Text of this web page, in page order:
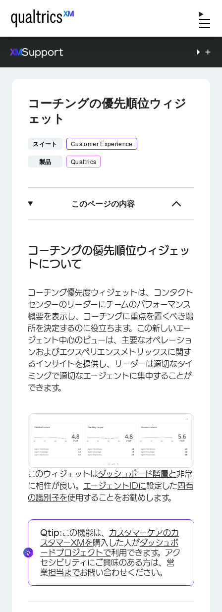
Support
コーチングの優先順位ウィジ
ェット
スイート Customer Experience
製品 Qualtrics
このページの内容
フィールドタイプの互換性
コーチング優先度ウィジェットの設定
FAQs
コーチングの優先順位ウィジェッ
トについて
コーチング優先度ウィジェットは、コンタクト
センターのリーダーにチームのパフォーマンス
概要を表示し、コーチングに重点を置くべき場
所を決定するのに役立ちます。この新しいエー
ジェント中心のビューは、主要なオペレーショ
ンおよびエクスペリエンスメトリックスに関す
るインサイトを提供し、リーダーは適切なタイ
ミングで適切なエージェントに集中することが
できます。
このウィジェットはダッシュボード階層と非常
に相性が良い。
エージェントIDに設定した固有
の識別子を使用することをお勧めします。
Qtip:この機能は、 カスタマーケアのカ
スタマーXMを購入した人がダッシュボ
ードプロジェクトで利用できます。アク
セシビリティにご興味のある方は、営
業担当までお問い合わせください。